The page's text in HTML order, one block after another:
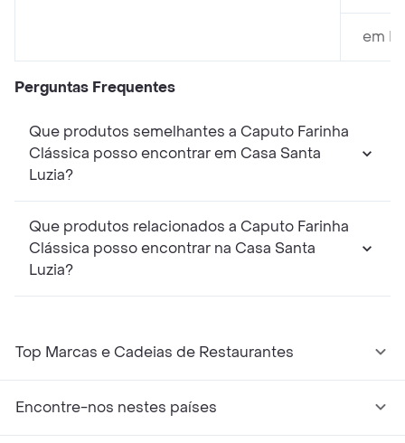
em
Perguntas Frequentes
Que produtos semelhantes a Caputo Farinha
Clássica posso encontrar em Casa Santa
Luzia?
Que produtos relacionados a Caputo Farinha
Clássica posso encontrar na Casa Santa
Luzia?
Top Marcas e Cadeias de Restaurantes
Encontre-nos nestes países